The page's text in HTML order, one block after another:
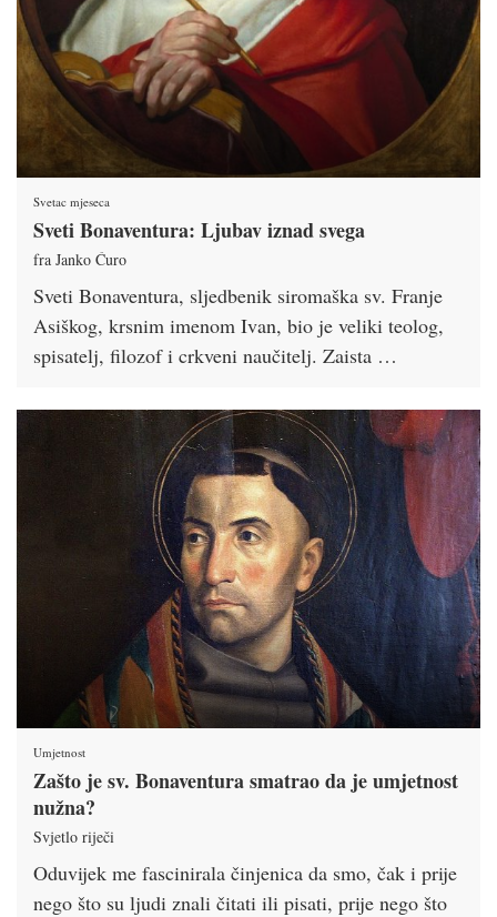
Svetac mjeseca
Sveti Bonaventura: Ljubav iznad svega
fra Janko Ćuro
Sveti Bonaventura, sljedbenik siromaška sv. Franje
Asiškog, krsnim imenom Ivan, bio je veliki teolog,
spisatelj, filozof i crkveni naučitelj. Zaista …
Umjetnost
Zašto je sv. Bonaventura smatrao da je umjetnost
nužna?
Svjetlo riječi
Oduvijek me fascinirala činjenica da smo, čak i prije
nego što su ljudi znali čitati ili pisati, prije nego što